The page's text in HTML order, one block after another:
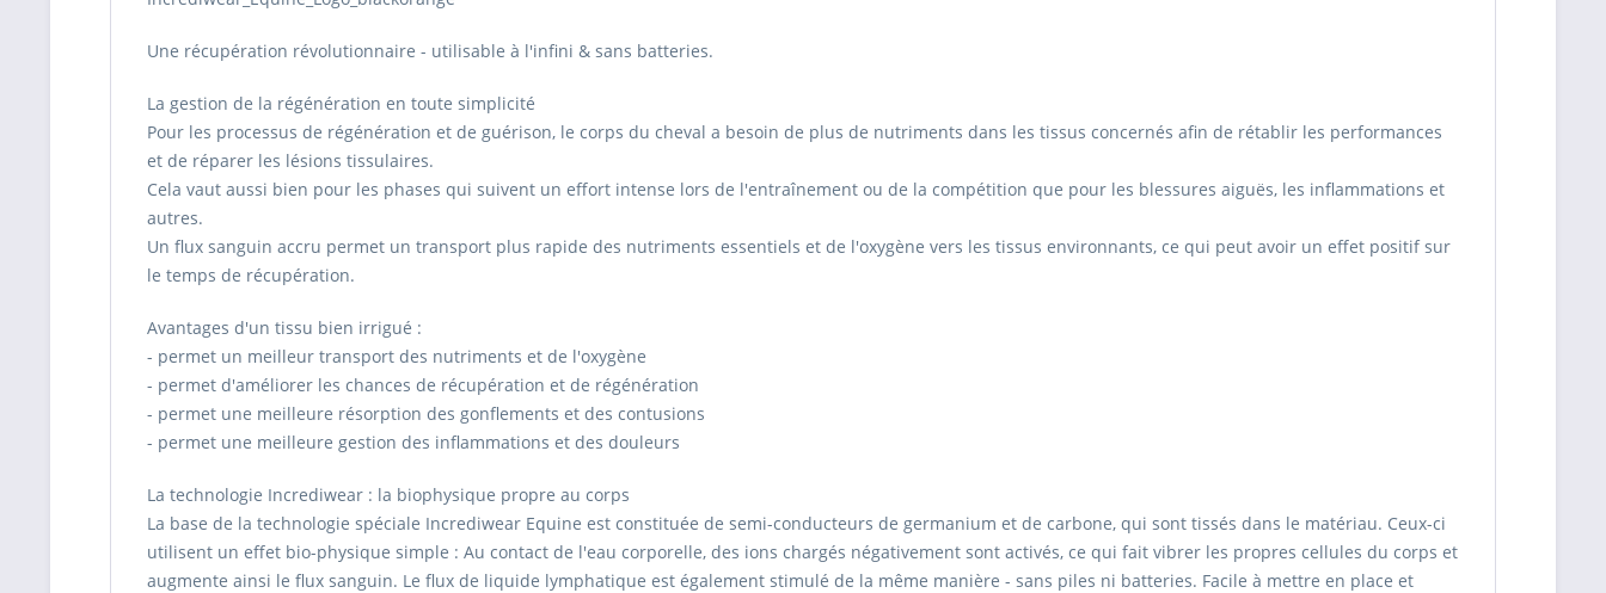
Une récupération révolutionnaire - utilisable à l'infini & sans batteries.
La gestion de la régénération en toute simplicité
Pour les processus de régénération et de guérison, le corps du cheval a besoin de plus de nutriments dans les tissus concernés afin de rétablir les performances
et de réparer les lésions tissulaires.
Cela vaut aussi bien pour les phases qui suivent un effort intense lors de l'entraînement ou de la compétition que pour les blessures aiguës, les inflammations et
autres.
Un flux sanguin accru permet un transport plus rapide des nutriments essentiels et de l'oxygène vers les tissus environnants, ce qui peut avoir un effet positif sur
le temps de récupération.
Avantages d'un tissu bien irrigué :
- permet un meilleur transport des nutriments et de l'oxygène
- permet d'améliorer les chances de récupération et de régénération
- permet une meilleure résorption des gonflements et des contusions
- permet une meilleure gestion des inflammations et des douleurs
La technologie Incrediwear : la biophysique propre au corps
La base de la technologie spéciale Incrediwear Equine est constituée de semi-conducteurs de germanium et de carbone, qui sont tissés dans le matériau. Ceux-ci
utilisent un effet bio-physique simple : Au contact de l'eau corporelle, des ions chargés négativement sont activés, ce qui fait vibrer les propres cellules du corps et
augmente ainsi le flux sanguin. Le flux de liquide lymphatique est également stimulé de la même manière - sans piles ni batteries. Facile à mettre en place et